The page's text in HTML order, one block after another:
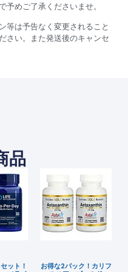
予めご了承くださいませ。
等は予告なく変更されること
さい。また発送後のキャンセ
品
ット！
お得な2パック！カリフ